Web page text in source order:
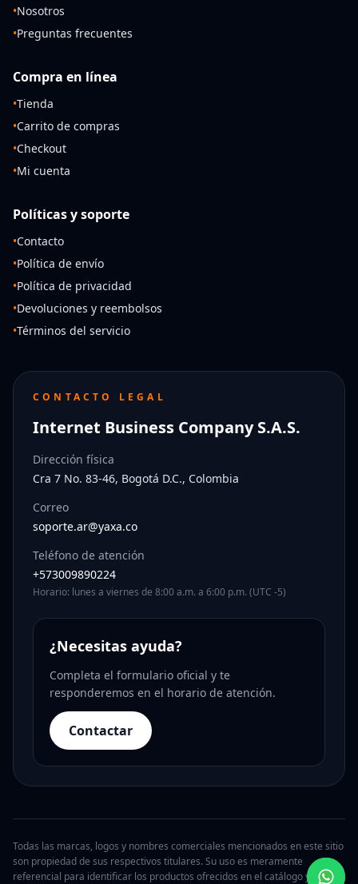
•Nosotros
•Preguntas frecuentes
Compra en línea
•Tienda
•Carrito de compras
•Checkout
•Mi cuenta
Políticas y soporte
•Contacto
•Política de envío
•Política de privacidad
•Devoluciones y reembolsos
•Términos del servicio
CONTACTO LEGAL
Internet Business Company S.A.S.
Dirección física
Cra 7 No. 83-46, Bogotá D.C., Colombia
Correo
soporte.ar@yaxa.co
Teléfono de atención
+573009890224
Horario: lunes a viernes de 8:00 a.m. a 6:00 p.m. (UTC -5)
¿Necesitas ayuda?
Completa el formulario oficial y te
responderemos en el horario de atención.
Contactar
Todas las marcas, logos y nombres comerciales mencionados en este sitio
son propiedad de sus respectivos titulares. Su uso es meramente
referencial para identificar los productos ofrecidos en el catálogo y no